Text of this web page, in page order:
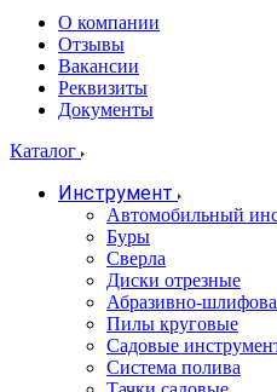
О компании
Отзывы
Вакансии
Реквизиты
Документы
Каталог
Инструмент
Автомобильный
Буры
Сверла
Диски отрезные
Абразивно-
Пилы круговые
Садовые
Система полива